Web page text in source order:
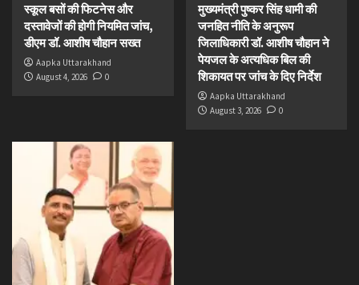
स्कूल बसों की फिटनेस और
दस्तावेजों की होगी नियमित जांच,
डीएम डॉ. आशीष चौहान सख्त
Aapka Uttarakhand
August 4, 2026
0
मुख्यमंत्री पुष्कर सिंह धामी की
जनहित नीति के अनुरूप
जिलाधिकारी डॉ. आशीष चौहान ने
पेयजल के अत्यधिक बिल की
शिकायत पर जांच के दिए निर्देश
Aapka Uttarakhand
August 3, 2026
0